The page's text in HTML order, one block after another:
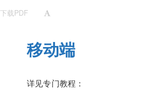
下载PDF
移动端
详见专门教程：